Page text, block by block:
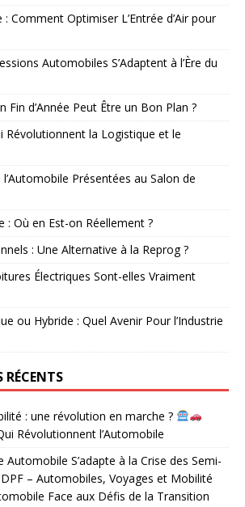
: Comment Optimiser L’Entrée d’Air pour
Automobiles S’Adaptent à l’Ère du
Fin d’Année Peut Être un Bon Plan ?
Révolutionnent la Logistique et le
Présentées au Salon de
: Où en Est-on Réellement ?
: Une Alternative à la Reprog ?
Électriques Sont-elles Vraiment
ou Hybride : Quel Avenir Pour l’Industrie
: une révolution en marche ?
Révolutionnent l’Automobile
Automobile S’adapte à la Crise des Semi-
– Automobiles, Voyages et Mobilité
Face aux Défis de la Transition